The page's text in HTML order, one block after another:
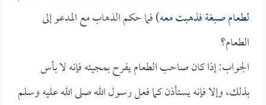
لطعام صبغة فذهبت معه) فما حكم الذهاب مع المدعو إلى
الطعام؟
الجواب: إذا كان صاحب الطعام يفرح بمجيئه فإنه لا بأس
بذلك، وإلا فإنه يستأذن كما فعل رسول الله صلى الله عليه وسلم